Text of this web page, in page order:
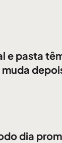
e pasta
dia